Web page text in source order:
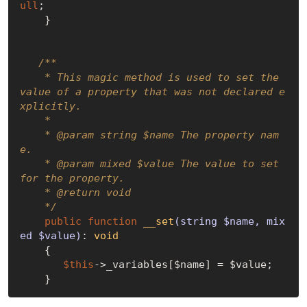
ull ;
/**
value of a property that was not declared e
xplicitly.
    *
@param string $name The property nam
e.
    *
@param mixed $value The value to set
for the property.
    *
@return void
    */
public
function __set (string $name, mix
ed $value) : void
{
$this->_variables[$name] = $value;